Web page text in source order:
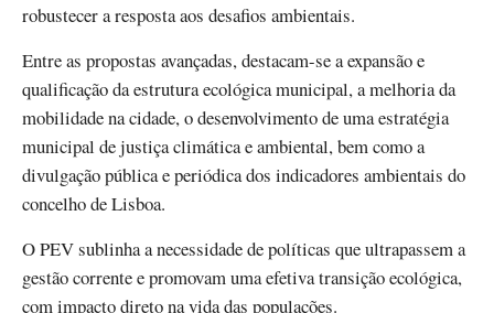
robustecer a resposta aos desafios ambientais.
Entre as propostas avançadas, destacam-se a expansão e
qualificação da estrutura ecológica municipal, a melhoria da
mobilidade na cidade, o desenvolvimento de uma estratégia
municipal de justiça climática e ambiental, bem como a
divulgação pública e periódica dos indicadores ambientais do
concelho de Lisboa.
O PEV sublinha a necessidade de políticas que ultrapassem a
gestão corrente e promovam uma efetiva transição ecológica,
com impacto direto na vida das populações.